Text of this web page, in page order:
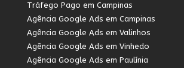
Tráfego Pago em Campinas
Agência Google Ads em Campinas
Agência Google Ads em Valinhos
Agência Google Ads em Vinhedo
Agência Google Ads em Paulínia